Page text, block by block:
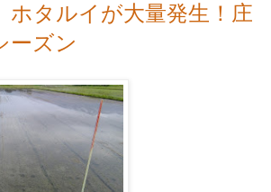
ホタルイが大量発生！庄
ーズン